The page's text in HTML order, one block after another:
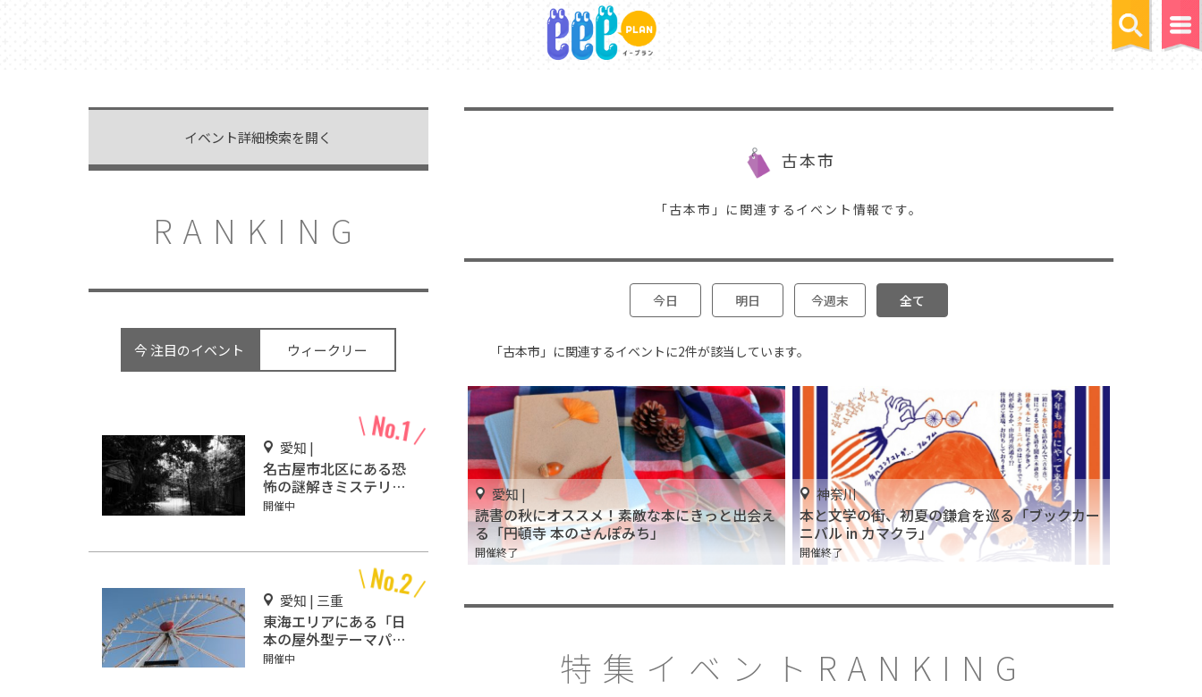
イベント詳細検索を開く
RANKING
今 注目のイベント ウィークリー
愛知 |
名古屋市北区にある恐
怖の謎解きミステリー
ホラー「エモい家」あ
開催中
愛知 | 三重
東海エリアにある「日
本の屋外型テーマパー
ク敷地面積ランキン
開催中
愛知 |
「アートアクアリウム
展 名古屋 2026」中日
ビルで開催
開催中
愛知 |
クで開催
開催中
古本市
「古本市」に関連するイベント情報です。
今日 明日 今週末 全て
「古本市」に関連するイベントに2件が該当しています。
愛知 |
読書の秋にオススメ！素敵な本にきっと出会え
る「円頓寺 本のさんぽみち」
開催終了
神奈川
本と文学の街、初夏の鎌倉を巡る「ブックカー
ニバル in カマクラ」
開催終了
特集イベントRANKING